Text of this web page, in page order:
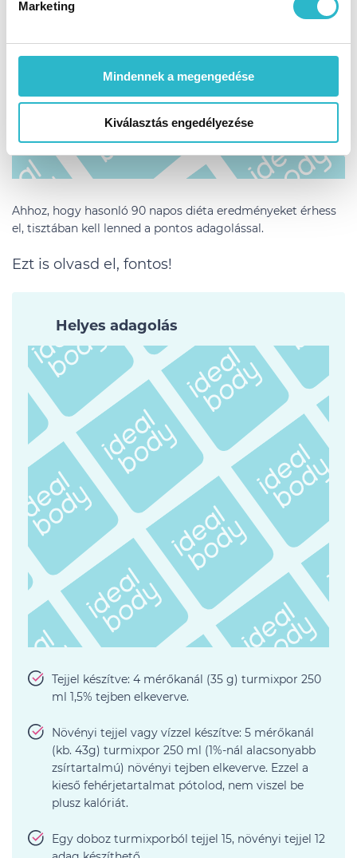
Marketing
Mindennek a megengedése
Kiválasztás engedélyezése
Ahhoz, hogy hasonló 90 napos diéta eredményeket érhess
el, tisztában kell lenned a pontos adagolással.
Ezt is olvasd el, fontos!
Helyes adagolás
Tejjel készítve: 4 mérőkanál (35 g) turmixpor 250
ml 1,5% tejben elkeverve.
Növényi tejjel vagy vízzel készítve: 5 mérőkanál
(kb. 43g) turmixpor 250 ml (1%-nál alacsonyabb
zsírtartalmú) növényi tejben elkeverve. Ezzel a
kieső fehérjetartalmat pótolod, nem viszel be
plusz kalóriát.
Egy doboz turmixporból tejjel 15, növényi tejjel 12